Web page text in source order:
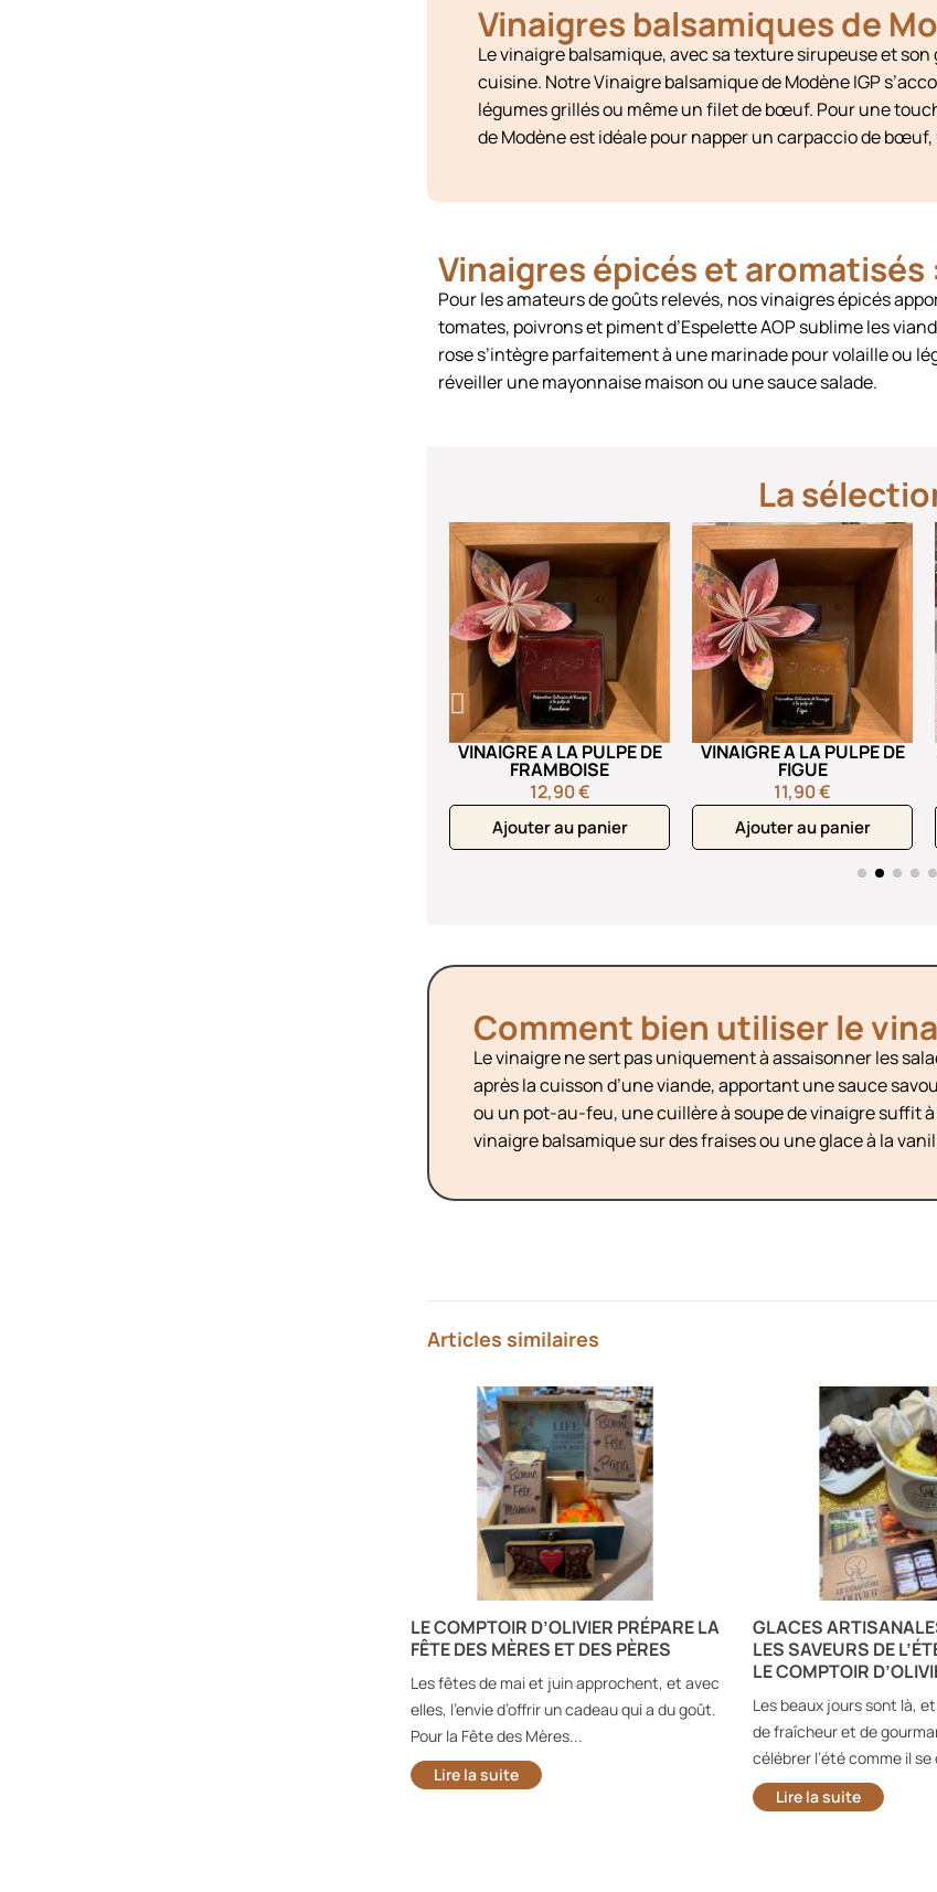
Vinaigres balsamiques de
Le vinaigre balsamique, avec sa texture sirupeuse et
cuisine. Notre Vinaigre balsamique de Modène IGP
légumes grillés ou même un filet de bœuf. Pour une
de Modène est idéale pour napper un carpaccio de
Vinaigres épicés et
Pour les amateurs de goûts relevés, nos vinaigres épicés
tomates, poivrons et piment d’Espelette AOP sublime les
rose s’intègre parfaitement à une marinade pour volaille ou
réveiller une mayonnaise maison ou une sauce salade.
La
VINAIGRE A LA PULPE DE
FRAMBOISE
12,90 €
Ajouter au panier
VINAIGRE A LA PULPE DE
FIGUE
11,90 €
Ajouter au panier
Comment bien utiliser le
Le vinaigre ne sert pas uniquement à assaisonner les
après la cuisson d’une viande, apportant une sauce
ou un pot-au-feu, une cuillère à soupe de vinaigre suffit
vinaigre balsamique sur des fraises ou une glace à la
Articles similaires
LE COMPTOIR D’OLIVIER PRÉPARE LA
FÊTE DES MÈRES ET DES PÈRES
Les fêtes de mai et juin approchent, et avec
elles, l’envie d’offrir un cadeau qui a du goût.
Pour la Fête des Mères...
Lire la suite
GLACES
LES SAVEURS DE
LE COMPTOIR
Les beaux jours sont là,
de fraîcheur et de
célébrer l’été comme il se
Lire la suite